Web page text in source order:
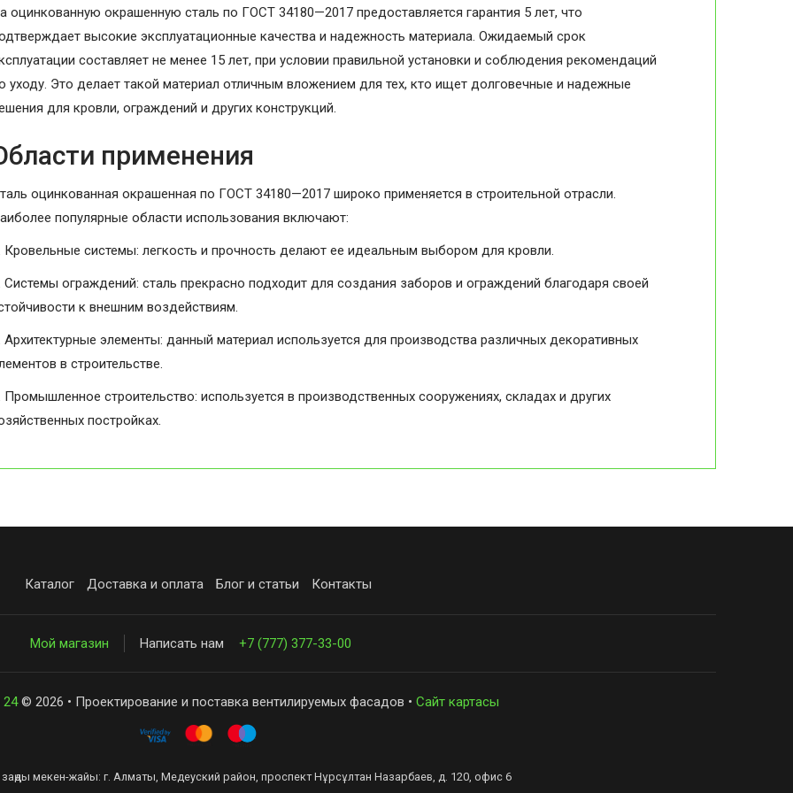
оцинкованную окрашенную сталь по ГОСТ 34180—2017 предоставляется гарантия 5 лет, что
высокие эксплуатационные качества и надежность материала. Ожидаемый срок
составляет не менее 15 лет, при условии правильной установки и соблюдения рекомендаций
уходу. Это делает такой материал отличным вложением для тех, кто ищет долговечные и надежные
для кровли, ограждений и других конструкций.
применения
оцинкованная окрашенная по ГОСТ 34180—2017 широко применяется в строительной отрасли.
популярные области использования включают:
Кровельные системы: легкость и прочность делают ее идеальным выбором для кровли.
Системы ограждений: сталь прекрасно подходит для создания заборов и ограждений благодаря своей
к внешним воздействиям.
Архитектурные элементы: данный материал используется для производства различных декоративных
в строительстве.
Промышленное строительство: используется в производственных сооружениях, складах и других
постройках.
Каталог Доставка и оплата Блог и статьи Контакты
Мой магазин Написать нам +7 (777) 377-33-00
24© 2026 • Проектирование и поставка вентилируемых фасадов • Сайт картасы
заңды мекен-жайы: г. Алматы, Медеуский район, проспект Нұрсұлтан Назарбаев, д. 120, офис 6